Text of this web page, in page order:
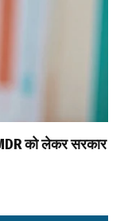
को लेकर सरकार